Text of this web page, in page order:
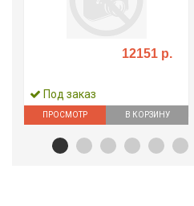
12151 р.
Под заказ
ПРОСМОТР В КОРЗИНУ